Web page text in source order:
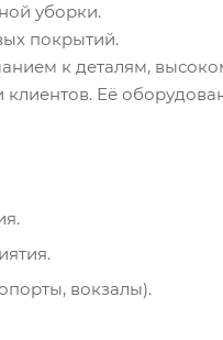
уборки.
покрытий.
к деталям,
Её
вокзалы).